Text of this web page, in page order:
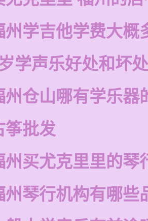
州学吉他学费大概
学声乐好处和坏处
州仓山哪有学乐器
筝批发
州买尤克里里的琴
州琴行机构有哪些